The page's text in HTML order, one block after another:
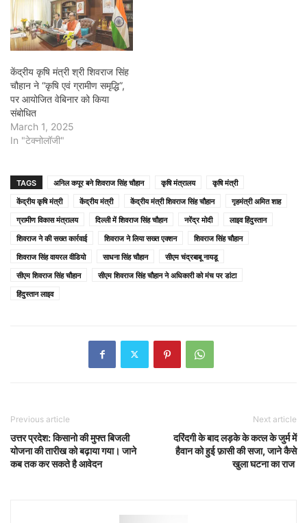
केंद्रीय कृषि मंत्री श्री शिवराज सिंह
चौहान ने “कृषि एवं ग्रामीण समृद्धि”,
पर आयोजित वेबिनार को किया
संबोधित
March 1, 2025
In "टेक्नोलॉजी"
TAGS अनिल कपूर बने शिवराज सिंह चौहान कृषि मंत्रालय
कृषि मंत्री
केंद्रीय कृषि मंत्री
केंद्रीय मंत्री केंद्रीय मंत्री शिवराज सिंह चौहान
गृहमंत्री अमित शाह
ग्रामीण विकास मंत्रालय
दिल्ली में शिवराज सिंह चौहान नरेंद्र मोदी
लाइव हिंदुस्तान
शिवराज ने की सख्त कार्रवाई
शिवराज ने लिया सख्त एक्शन
शिवराज सिंह चौहान
शिवराज सिंह वायरल वीडियो
साधना सिंह चौहान
सीएम चंद्रबाबू नायडू
सीएम शिवराज सिंह चौहान
सीएम शिवराज सिंह चौहान ने अधिकारी को मंच पर डांटा
हिंदुस्तान लाइव
Previous article
उत्तर प्रदेश: किसानो की मुफ्त बिजली
योजना की तारीख को बढ़ाया गया। जाने
कब तक कर सकते है आवेदन
Next article
दरिंदगी के बाद लड़के के कत्ल के जुर्म में
हैवान को हुई फ़ासी की सजा, जाने कैसे
खुला घटना का राज